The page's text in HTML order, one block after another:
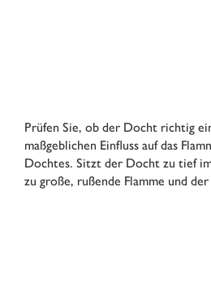
Prüfen Sie, ob der Docht richtig
maßgeblichen Einfluss auf das
Dochtes. Sitzt der Docht zu tief
zu große, rußende Flamme und